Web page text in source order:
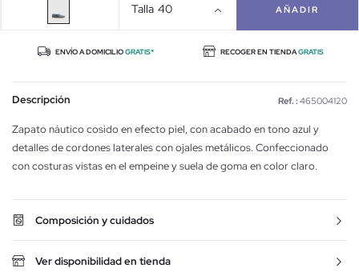
Talla 40 AÑADIR
ENVÍO A DOMICILIOGRATIS* RECOGER EN TIENDAGRATIS
Descripción Ref. : 465004120
Zapato náutico cosido en efecto piel, con acabado en tono azul y
detalles de cordones laterales con ojales metálicos. Confeccionado
con costuras vistas en el empeine y suela de goma en color claro.
Composición y cuidados
Ver disponibilidad en tienda